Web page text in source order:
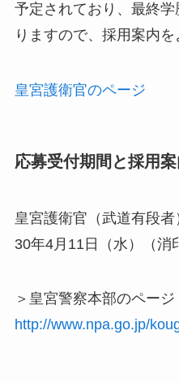
予定されており、最終
りますので、採用案内を
皇宮護衛官のページ
応募受付期間と採用
皇宮護衛官（武道有段
30年4月11日（水）（消
＞皇宮警察本部のページ
http://www.npa.go.jp/